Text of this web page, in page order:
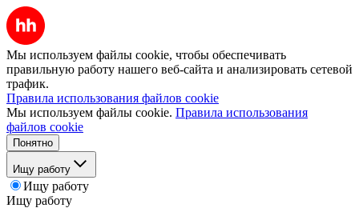
Мы используем файлы cookie, чтобы обеспечивать
правильную работу нашего веб-сайта и анализировать сетевой
трафик.
Правила использования файлов cookie
Мы используем файлы cookie. Правила использования
файлов cookie
Понятно
Ищу работу
Ищу работу
Ищу работу